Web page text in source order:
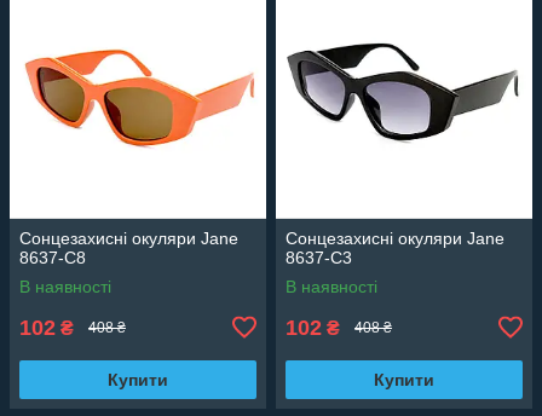
Сонцезахисні окуляри Jane
8637-C8
В наявності
102 ₴ 408 ₴
Купити
Сонцезахисні окуляри Jane
8637-C3
В наявності
102 ₴ 408 ₴
Купити